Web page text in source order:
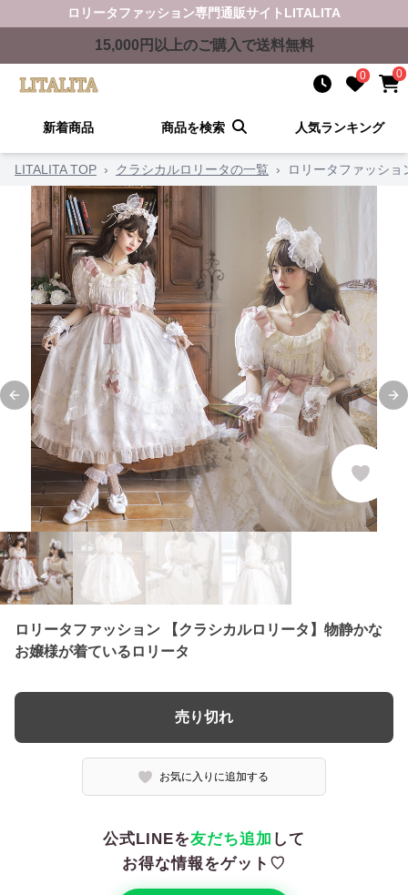
ロリータファッション専門通販サイト LITALITA
15,000 円以上のご購入で送料無料
0 0
新着商品 商品を検索 人気ランキング
LITALITA TOP › クラシカルロリータの一覧 › ロリータファッシ
Previous slide
ロリータファッション 【クラシカルロリータ】物静かな
お嬢様が着ているロリータ
売り切れ
お気に入りに追加する
公式LINEを友だち追加 して
お得な情報をゲット♡